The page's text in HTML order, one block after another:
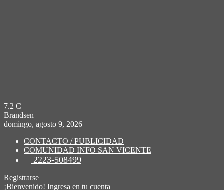
7.2 C
Brandsen
domingo, agosto 9, 2026
CONTACTO / PUBLICIDAD
COMUNIDAD INFO SAN VICENTE
2223-508499
Registrarse
¡Bienvenido! Ingresa en tu cuenta